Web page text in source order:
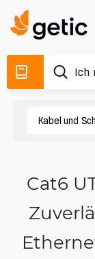
Kabel und
Cat6